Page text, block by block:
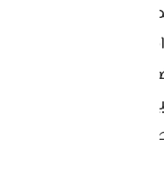
التي تناسبك
تطبيق
، يمكنك
لتناسب
، يمكنك جعل